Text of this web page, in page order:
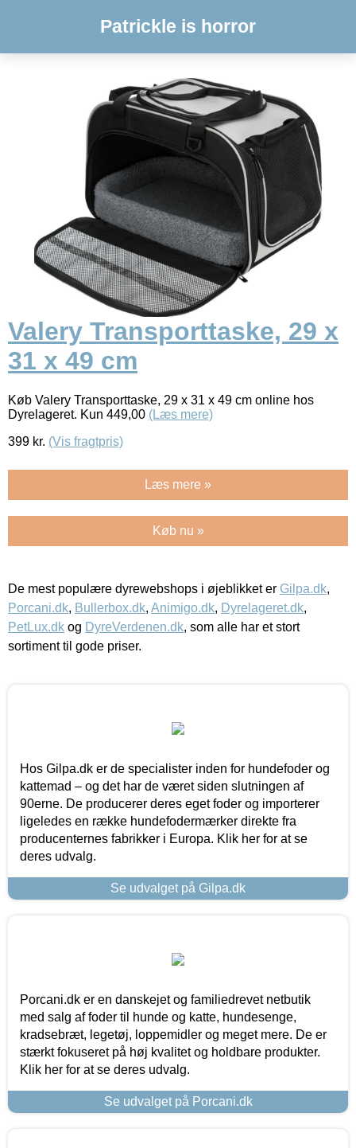
Patrickle is horror
Valery Transporttaske, 29 x
31 x 49 cm
Køb Valery Transporttaske, 29 x 31 x 49 cm online hos
Dyrelageret. Kun 449,00 (Læs mere)
399 kr. (Vis fragtpris)
Læs mere »
Køb nu »
De mest populære dyrewebshops i øjeblikket er Gilpa.dk,
Porcani.dk, Bullerbox.dk, Animigo.dk, Dyrelageret.dk,
PetLux.dk og DyreVerdenen.dk, som alle har et stort
sortiment til gode priser.
Hos Gilpa.dk er de specialister inden for hundefoder og
kattemad – og det har de været siden slutningen af
90erne. De producerer deres eget foder og importerer
ligeledes en række hundefodermærker direkte fra
producenternes fabrikker i Europa. Klik her for at se
deres udvalg.
Se udvalget på Gilpa.dk
Porcani.dk er en danskejet og familiedrevet netbutik
med salg af foder til hunde og katte, hundesenge,
kradsebræt, legetøj, loppemidler og meget mere. De er
stærkt fokuseret på høj kvalitet og holdbare produkter.
Klik her for at se deres udvalg.
Se udvalget på Porcani.dk